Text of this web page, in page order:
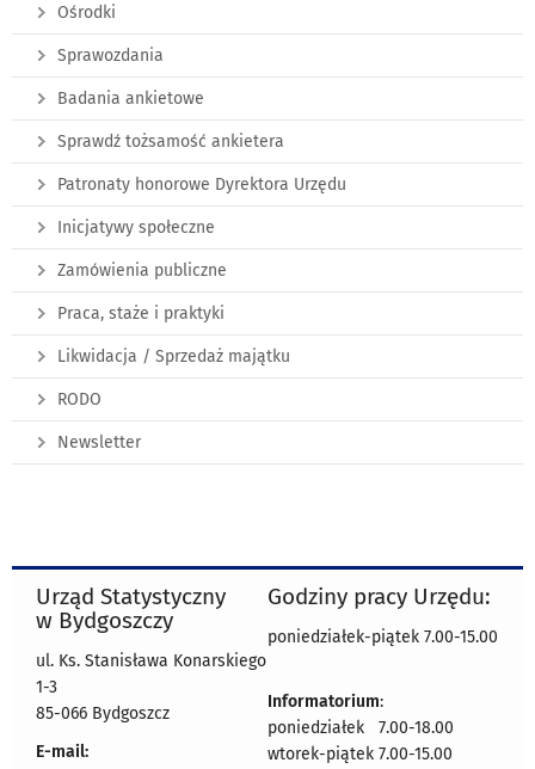
Ośrodki
Sprawozdania
Badania ankietowe
Sprawdź tożsamość ankietera
Patronaty honorowe Dyrektora Urzędu
Inicjatywy społeczne
Zamówienia publiczne
Praca, staże i praktyki
Likwidacja / Sprzedaż majątku
RODO
Newsletter
Urząd Statystyczny
w Bydgoszczy
ul. Ks. Stanisława Konarskiego
1-3
85-066 Bydgoszcz
E-mail:
Godziny pracy Urzędu:
poniedziałek-piątek 7.00-15.00
Informatorium:
poniedziałek 7.00-18.00
wtorek-piątek 7.00-15.00